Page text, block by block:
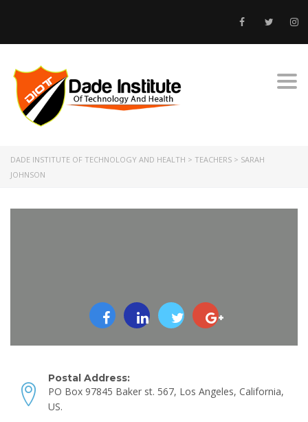
DADE INSTITUTE OF TECHNOLOGY AND HEALTH > TEACHERS > SARAH
JOHNSON
Postal Address:
PO Box 97845 Baker st. 567, Los Angeles, California,
US.